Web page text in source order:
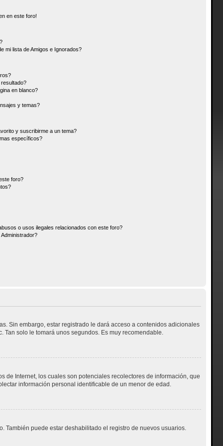
en este foro!
mi lista de Amigos e Ignorados?
en blanco?
y temas?
y suscribirme a un tema?
específicos?
foro?
o usos ilegales relacionados con este foro?
Sin embargo, estar registrado le dará acceso a contenidos adicionales
solo le tomará unos segundos. Es muy recomendable.
de Internet, los cuales son potenciales recolectores de información, que
información personal identificable de un menor de edad.
También puede estar deshabilitado el registro de nuevos usuarios.